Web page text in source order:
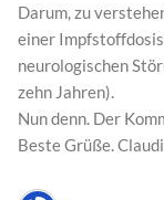
Darum, zu
einer
neurologischen
zehn Jahren).
Nun denn. Der
Beste Grüße.